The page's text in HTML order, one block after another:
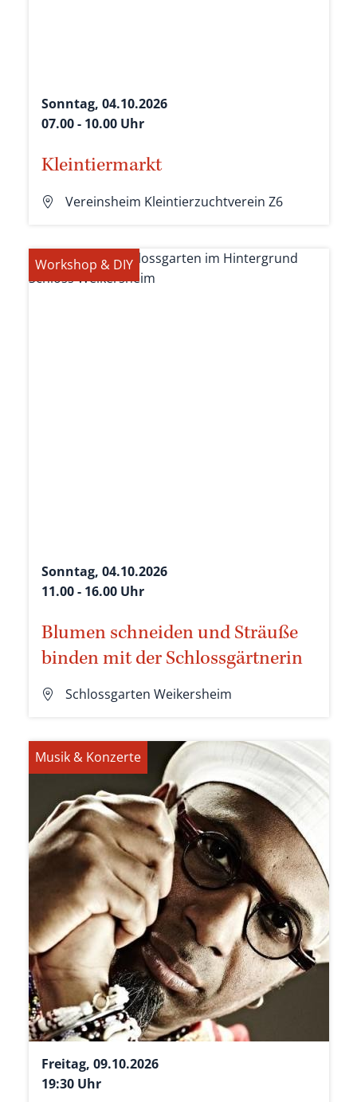
Sonntag, 04.10.2026
07.00 - 10.00 Uhr
Kleintiermarkt
Vereinsheim Kleintierzuchtverein Z6
Workshop & DIY
Sonntag, 04.10.2026
11.00 - 16.00 Uhr
Blumen schneiden und Sträuße
binden mit der Schlossgärtnerin
Schlossgarten Weikersheim
Musik & Konzerte
Freitag, 09.10.2026
19:30 Uhr